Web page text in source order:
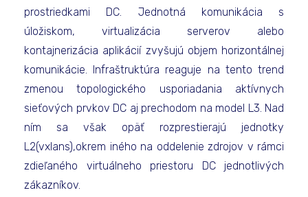
prostriedkami DC. Jednotná komunikácia s
úložiskom, virtualizácia serverov alebo
kontajnerizácia aplikácií zvyšujú objem horizontálnej
komunikácie. Infraštruktúra reaguje na tento trend
zmenou topologického usporiadania aktívnych
sieťových prvkov DC aj prechodom na model L3. Nad
ním sa však opäť rozprestierajú jednotky
L2(vxlans),okrem iného na oddelenie zdrojov v rámci
zdieľaného virtuálneho priestoru DC jednotlivých
zákazníkov.